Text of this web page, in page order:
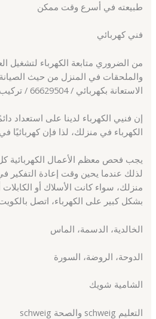
طبيعته في أسرع وقت ممكن
فني كهربائي
من الضروري متابعة الكهرباء لتشغيل
والملحقات في المنزل من حيث الصيانة
الاستعانة بكهربائي / 66629504 / تركيب جميع انواع اجهزة العرض
إن فنيي الكهرباء لدينا على استعداد
الكهرباء في منزلك، لذا فإن كهربائيًا
يجب فحص معظم الأعمال الكهربائية كل
لذلك عندما يحين وقت إعادة التفكير
منزلك، سواء كانت الأسلاك أو الكابلات
بشكل كبير على الكهرباء، اتصل
الخالدية، الدسمة، الماس
الدوحة، الروضة، السورة
الشامية شويك
التعليم schweig والصحة schweig